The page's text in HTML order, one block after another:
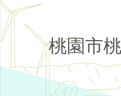
桃園市